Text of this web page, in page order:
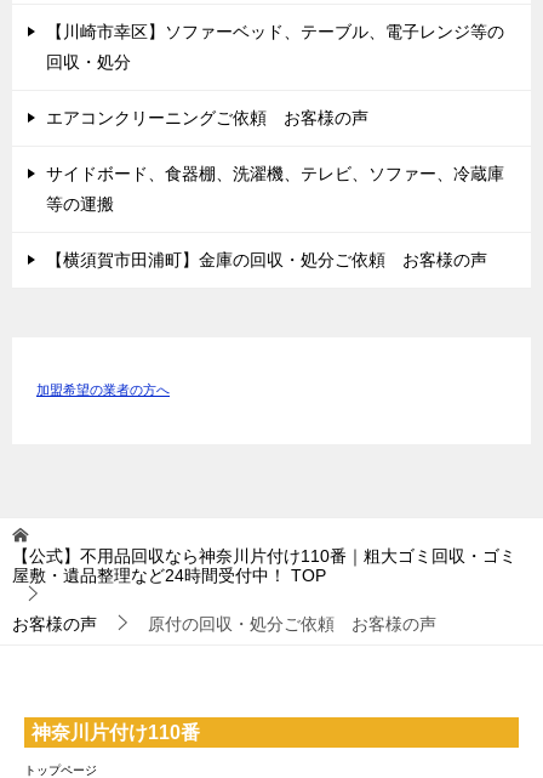
【川崎市幸区】ソファーベッド、テーブル、電子レンジ等の
回収・処分
エアコンクリーニングご依頼 お客様の声
サイドボード、食器棚、洗濯機、テレビ、ソファー、冷蔵庫
等の運搬
【横須賀市田浦町】金庫の回収・処分ご依頼 お客様の声
加盟希望の業者の方へ
【公式】不用品回収なら神奈川片付け110番｜粗大ゴミ回収・ゴミ
屋敷・遺品整理など24時間受付中！
TOP
お客様の声 原付の回収・処分ご依頼 お客様の声
神奈川片付け110番
トップページ